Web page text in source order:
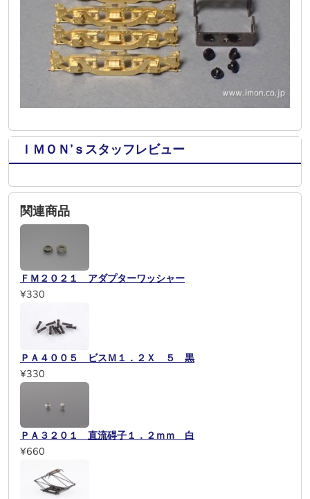
ＩＭＯＮ’ｓスタッフレビュー
関連商品
ＦＭ２０２１ アダプターワッシャー
¥330
ＰＡ４００５ ビスＭ１．２Ｘ ５ 黒
¥330
ＰＡ３２０１ 直流碍子１．２ｍｍ 白
¥660